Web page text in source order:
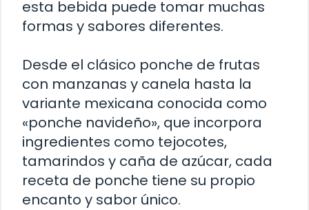
esta bebida puede tomar muchas
formas y sabores diferentes.
Desde el clásico ponche de frutas
con manzanas y canela hasta la
variante mexicana conocida como
«ponche navideño», que incorpora
ingredientes como tejocotes,
tamarindos y caña de azúcar, cada
receta de ponche tiene su propio
encanto y sabor único.